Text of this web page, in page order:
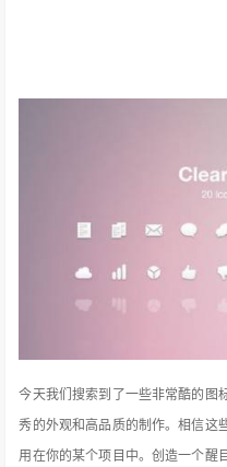
今天我们搜索到了一些非常酷的图
秀的外观和高品质的制作。相信这
用在你的某个项目中。创造一个醒